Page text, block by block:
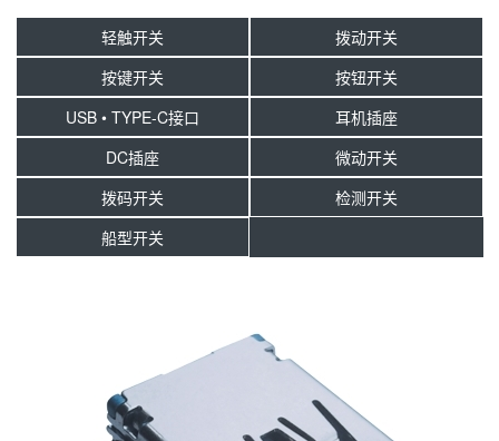
轻触开关
拨动开关
按键开关
按钮开关
USB • TYPE-C接口
耳机插座
DC插座
微动开关
拨码开关
检测开关
船型开关